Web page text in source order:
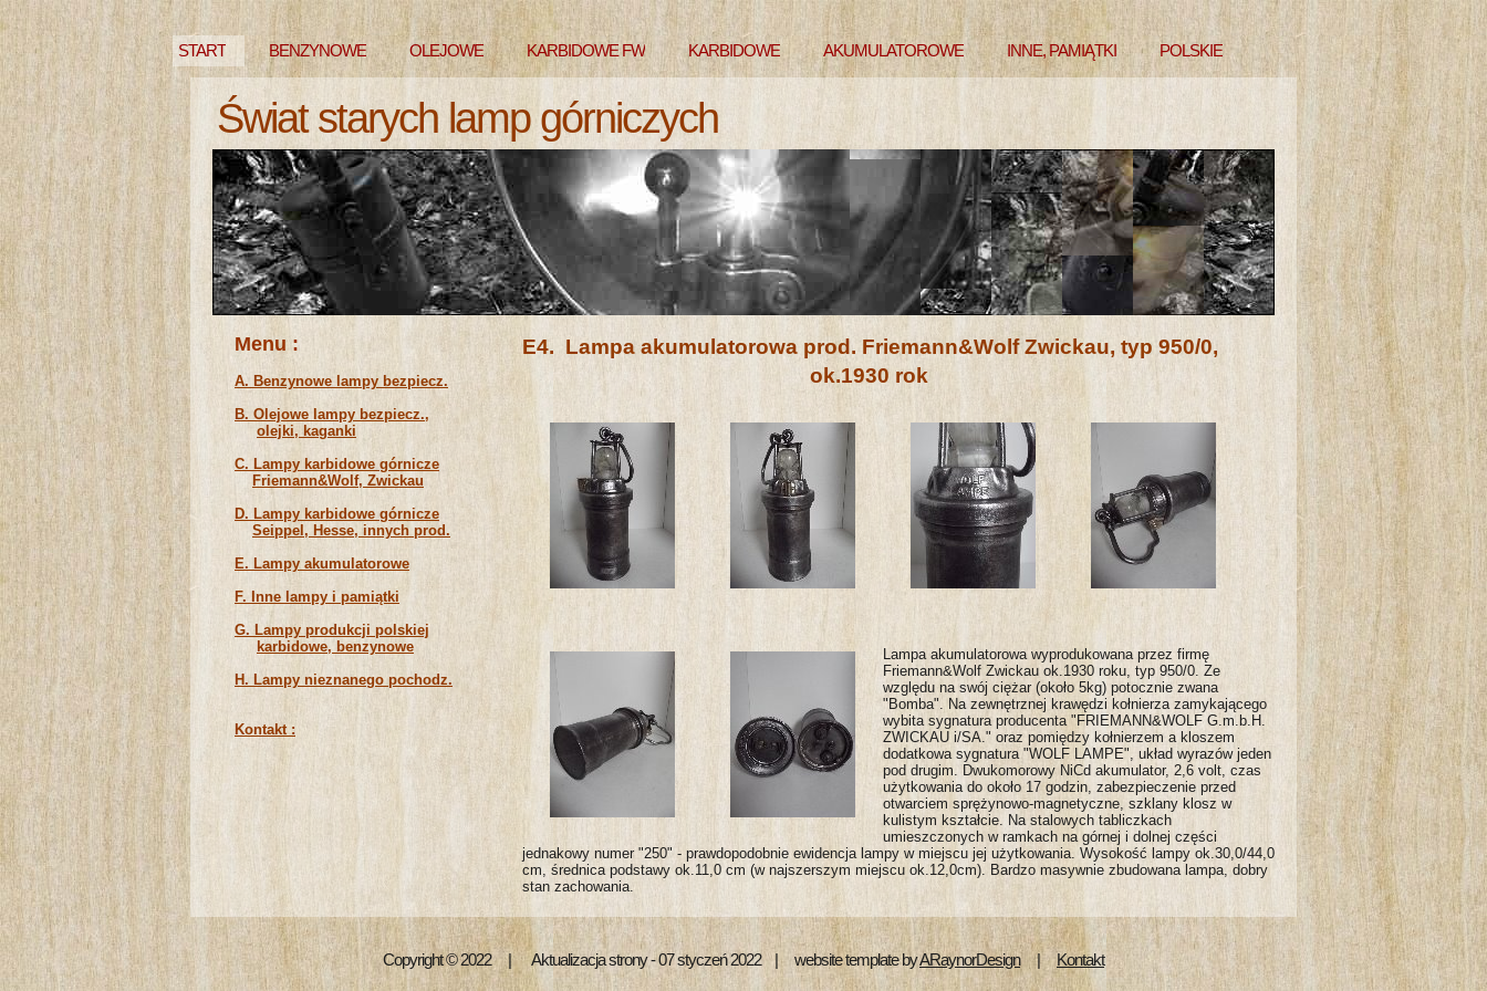
START BENZYNOWE OLEJOWE KARBIDOWE FW KARBIDOWE AKUMULATOROWE INNE, PAMIĄTKI POLSKIE
NIEZNANEŚwiat starych lamp górniczych
E4. Lampa akumulatorowa prod. Friemann&Wolf Zwickau, typ 950/0,
ok.1930 rok
Lampa akumulatorowa wyprodukowana przez firmę
Friemann&Wolf Zwickau ok.1930 roku, typ 950/0. Ze
względu na swój ciężar (około 5kg) potocznie zwana
"Bomba". Na zewnętrznej krawędzi kołnierza zamykającego
wybita sygnatura producenta "FRIEMANN&WOLF G.m.b.H.
ZWICKAU i/SA." oraz pomiędzy kołnierzem a kloszem
dodatkowa sygnatura "WOLF LAMPE", układ wyrazów jeden
pod drugim. Dwukomorowy NiCd akumulator, 2,6 volt, czas
użytkowania do około 17 godzin, zabezpieczenie przed
otwarciem sprężynowo-magnetyczne, szklany klosz w
kulistym kształcie. Na stalowych tabliczkach
umieszczonych w ramkach na górnej i dolnej części
jednakowy numer "250" - prawdopodobnie ewidencja lampy w miejscu jej użytkowania. Wysokość lampy ok.30,0/44,0
cm, średnica podstawy ok.11,0 cm (w najszerszym miejscu ok.12,0cm). Bardzo masywnie zbudowana lampa, dobry
stan zachowania.
Menu :
A. Benzynowe lampy bezpiecz.
B. Olejowe lampy bezpiecz.,
olejki, kaganki
C. Lampy karbidowe górnicze
Friemann&Wolf, Zwickau
D. Lampy karbidowe górnicze
Seippel, Hesse, innych prod.
E. Lampy akumulatorowe
F. Inne lampy i pamiątki
G. Lampy produkcji polskiej
karbidowe, benzynowe
H. Lampy nieznanego pochodz.
Kontakt :
Copyright © 2022 | Aktualizacja strony - 07 styczeń 2022 | website template byARaynorDesign| Kontakt